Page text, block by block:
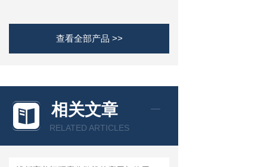
查看全部产品 >>
相关文章
RELATED ARTICLES